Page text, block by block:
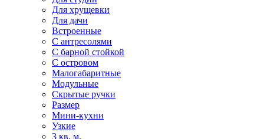
Для хрущевки
Для дачи
Встроенные
С антресолями
С барной стойкой
С островом
Малогабаритные
Модульные
Скрытые ручки
Размер
Мини-кухни
Узкие
3 кв. м.